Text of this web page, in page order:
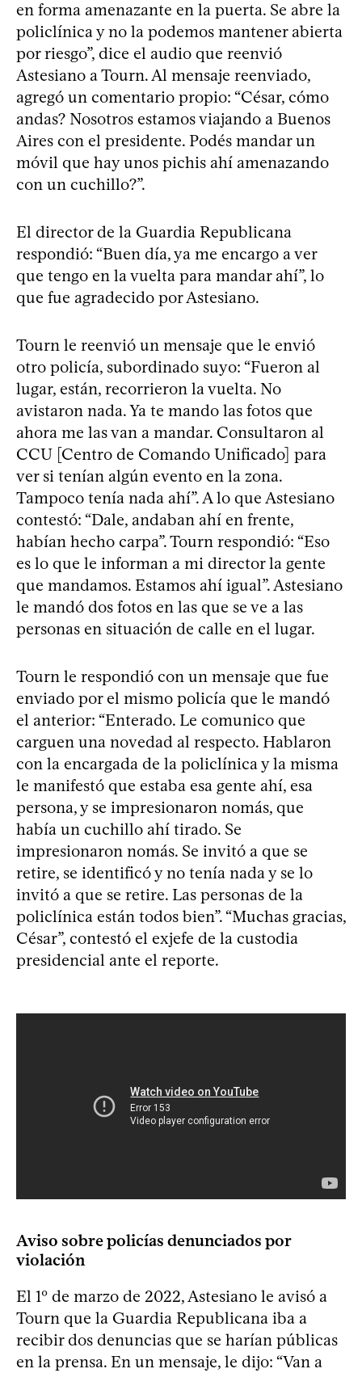
en forma amenazante en la puerta. Se abre la
policlínica y no la podemos mantener abierta
por riesgo”, dice el audio que reenvió
Astesiano a Tourn. Al mensaje reenviado,
agregó un comentario propio: “César, cómo
andas? Nosotros estamos viajando a Buenos
Aires con el presidente. Podés mandar un
móvil que hay unos pichis ahí amenazando
con un cuchillo?”.
El director de la Guardia Republicana
respondió: “Buen día, ya me encargo a ver
que tengo en la vuelta para mandar ahí”, lo
que fue agradecido por Astesiano.
Tourn le reenvió un mensaje que le envió
otro policía, subordinado suyo: “Fueron al
lugar, están, recorrieron la vuelta. No
avistaron nada. Ya te mando las fotos que
ahora me las van a mandar. Consultaron al
CCU [Centro de Comando Unificado] para
ver si tenían algún evento en la zona.
Tampoco tenía nada ahí”. A lo que Astesiano
contestó: “Dale, andaban ahí en frente,
habían hecho carpa”. Tourn respondió: “Eso
es lo que le informan a mi director la gente
que mandamos. Estamos ahí igual”. Astesiano
le mandó dos fotos en las que se ve a las
personas en situación de calle en el lugar.
Tourn le respondió con un mensaje que fue
enviado por el mismo policía que le mandó
el anterior: “Enterado. Le comunico que
carguen una novedad al respecto. Hablaron
con la encargada de la policlínica y la misma
le manifestó que estaba esa gente ahí, esa
persona, y se impresionaron nomás, que
había un cuchillo ahí tirado. Se
impresionaron nomás. Se invitó a que se
retire, se identificó y no tenía nada y se lo
invitó a que se retire. Las personas de la
policlínica están todos bien”. “Muchas gracias,
César”, contestó el exjefe de la custodia
presidencial ante el reporte.
Aviso sobre policías denunciados por
violación
El 1º de marzo de 2022, Astesiano le avisó a
Tourn que la Guardia Republicana iba a
recibir dos denuncias que se harían públicas
en la prensa. En un mensaje, le dijo: “Van a